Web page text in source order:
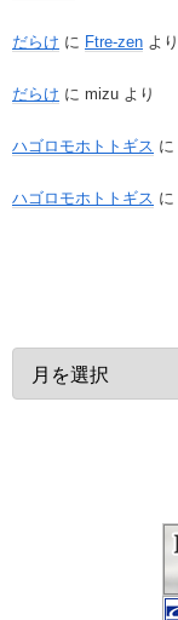
だらけ に Ftre-zen より
だらけ に mizu より
ハゴロモホトトギス に
ハゴロモホトトギス に